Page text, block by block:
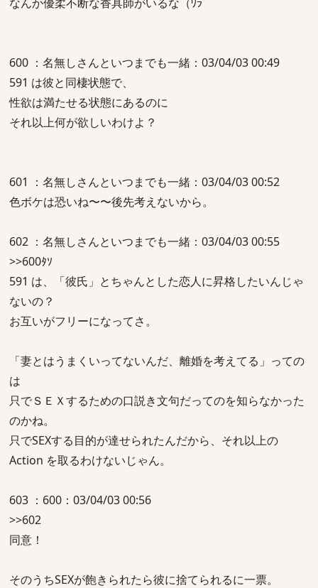
600 ：名無しさんといつまでも一緒：03/04/03 00:49
591 は彼と同棲状態で、
性欲は満たせる状態にあるのに
それ以上何が欲しいわけよ？
601 ：名無しさんといつまでも一緒：03/04/03 00:52
色ボケは恐いね〜〜後先考えないから。
602 ：名無しさんといつまでも一緒：03/04/03 00:55
>>600ﾀｿ
591 は、「彼氏」とちゃんとした恋人に昇格したいんじゃ
ないの？
お互いがフリーになってさ。
「妻とはうまくいってないんだ、離婚を考えてる」っての
は
只でＳＥＸするための口説き文句だってのを知らなかった
のかね。
只でSEXする目的が達せられたんだから、それ以上の
Action を取るわけないじゃん。
603 ：600：03/04/03 00:56
>>602
同意！
そのうちSEXが飽きられたら彼に捨てられるに一票。